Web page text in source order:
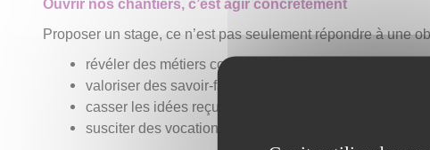
Ouvrir nos chantiers, c’est agir concrètement
Proposer un stage, ce n’est pas seulement répondre à une
révéler des métiers concrets et utiles à la société
valoriser des savoir-faire techniques
casser les idées reçues sur le secteur
susciter des vocations dans un domaine qui recrute